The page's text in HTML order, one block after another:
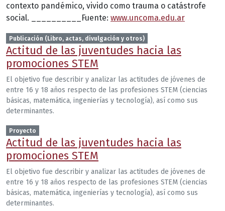
contexto pandémico, vivido como trauma o catástrofe
social. __________Fuente: www.uncoma.edu.ar
Publicación (Libro, actas, divulgación y otros)
Actitud de las juventudes hacia las
promociones STEM
El objetivo fue describir y analizar las actitudes de jóvenes de
entre 16 y 18 años respecto de las profesiones STEM (ciencias
básicas, matemática, ingenierías y tecnología), así como sus
determinantes.
Proyecto
Actitud de las juventudes hacia las
promociones STEM
El objetivo fue describir y analizar las actitudes de jóvenes de
entre 16 y 18 años respecto de las profesiones STEM (ciencias
básicas, matemática, ingenierías y tecnología), así como sus
determinantes.